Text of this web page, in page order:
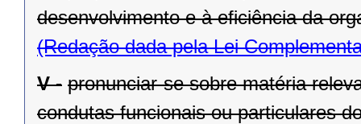
desenvolvimento e à eficiência da
(Redação dada pela Lei
V - pronunciar-se sobre matéria
condutas funcionais ou particulares